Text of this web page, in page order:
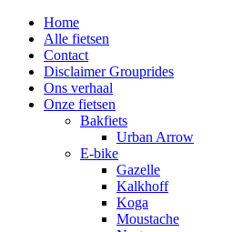
Home
Alle fietsen
Contact
Disclaimer Grouprides
Ons verhaal
Onze fietsen
Bakfiets
Urban Arrow
E-bike
Gazelle
Kalkhoff
Koga
Moustache